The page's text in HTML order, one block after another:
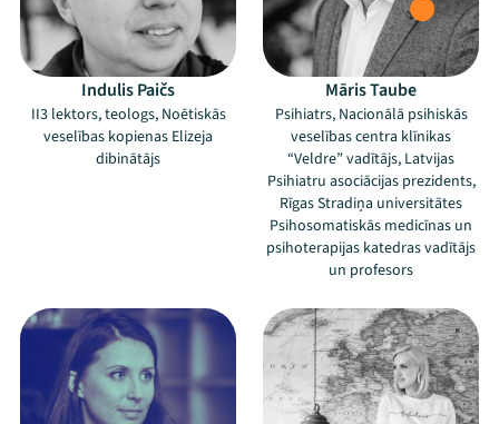
Indulis Paičs
II3 lektors, teologs, Noētiskās
veselības kopienas Elizeja
dibinātājs
Māris Taube
Psihiatrs, Nacionālā psihiskās
veselības centra klīnikas
“Veldre” vadītājs, Latvijas
Psihiatru asociācijas prezidents,
Rīgas Stradiņa universitātes
Psihosomatiskās medicīnas un
psihoterapijas katedras vadītājs
un profesors